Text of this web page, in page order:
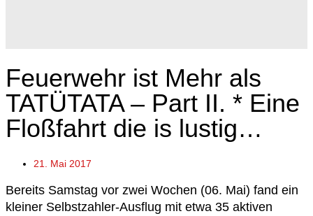
Feuerwehr ist Mehr als
TATÜTATA – Part II. * Eine
Floßfahrt die is lustig…
21. Mai 2017
Bereits Samstag vor zwei Wochen (06. Mai) fand ein
kleiner Selbstzahler-Ausflug mit etwa 35 aktiven